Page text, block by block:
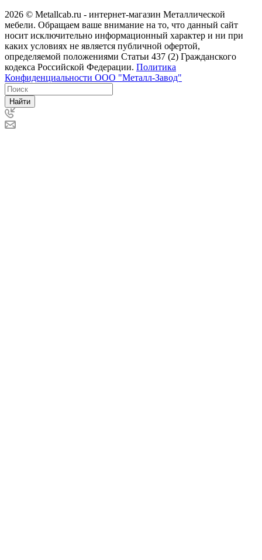
2026 © Metallcab.ru - интернет-магазин Металлической
мебели. Обращаем ваше внимание на то, что данный сайт
носит исключительно информационный характер и ни при
каких условиях не является публичной офертой,
определяемой положениями Статьи 437 (2) Гражданского
кодекса Российской Федерации. Политика
Конфиденциальности ООО "Металл-Завод"
Найти